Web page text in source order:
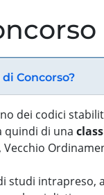
di Concorso?
dei codici
quindi di una
Vecchio
studi intrapreso,